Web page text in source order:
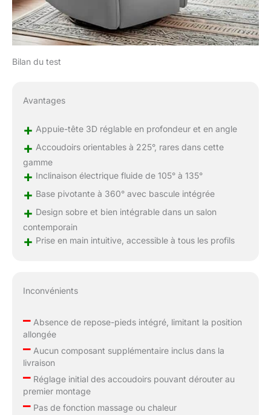
Bilan du test
Avantages
+ Appuie-tête 3D réglable en profondeur et en angle
+ Accoudoirs orientables à 225°, rares dans cette
gamme
+ Inclinaison électrique fluide de 105° à 135°
+ Base pivotante à 360° avec bascule intégrée
+ Design sobre et bien intégrable dans un salon
contemporain
+ Prise en main intuitive, accessible à tous les profils
Inconvénients
–Absence de repose-pieds intégré, limitant la position
allongée
–Aucun composant supplémentaire inclus dans la
livraison
–Réglage initial des accoudoirs pouvant dérouter au
premier montage
–Pas de fonction massage ou chaleur